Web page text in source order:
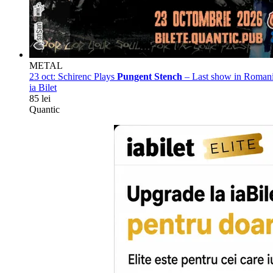
METAL
23 oct: Schirenc Plays Pungent Stench – Last show in
ia Bilet
85 lei
Quantic